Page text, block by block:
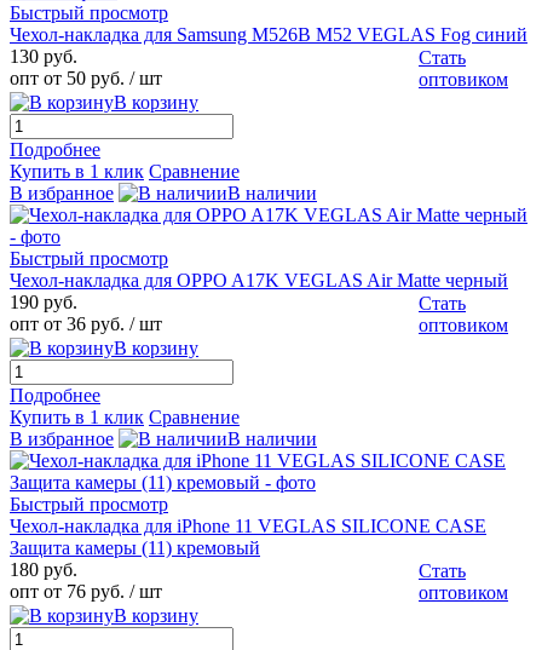
Быстрый просмотр
Чехол-накладка для Samsung M526B M52 VEGLAS Fog синий
130 руб.
опт от 50 руб. / шт
Стать
оптовиком
В корзину
Подробнее
Купить в 1 клик Сравнение
В избранное
В наличии
Быстрый просмотр
Чехол-накладка для OPPO A17K VEGLAS Air Matte черный
190 руб.
опт от 36 руб. / шт
Стать
оптовиком
В корзину
Подробнее
Купить в 1 клик Сравнение
В избранное
В наличии
Быстрый просмотр
Чехол-накладка для iPhone 11 VEGLAS SILICONE CASE
Защита камеры (11) кремовый
180 руб.
опт от 76 руб. / шт
Стать
оптовиком
В корзину